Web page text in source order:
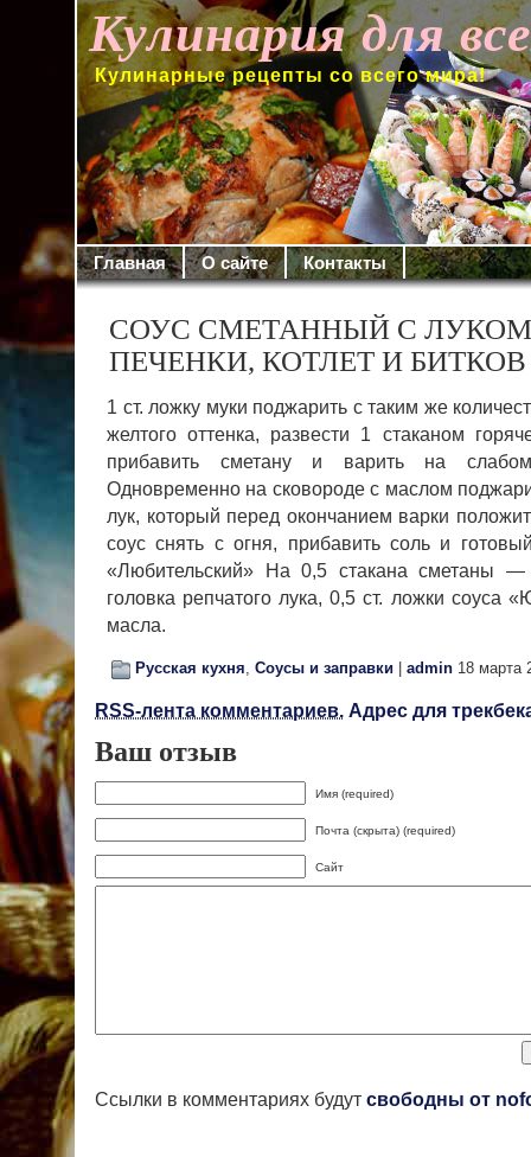
Кулинария для
Кулинарные рецепты со всего мира!
Главная О сайте Контакты
СОУС СМЕТАННЫЙ С
ПЕЧЕНКИ, КОТЛЕТ И БИТКОВ
1 ст. ложку муки поджарить с таким же
желтого оттенка, развести 1 стаканом
прибавить сметану и варить на
Одновременно на сковороде с маслом
лук, который перед окончанием варки
соус снять с огня, прибавить соль и
«Любительский» На 0,5 стакана сметаны
головка репчато­го лука, 0,5 ст. ложки соуса
масла.
Русская кухня, Соусы и заправки admin 18 марта
RSS-лента комментариев. Адрес для
Ваш отзыв
Имя (required)
Почта (скрыта) (required)
Сайт
Ссылки в комментариях будут свободны от